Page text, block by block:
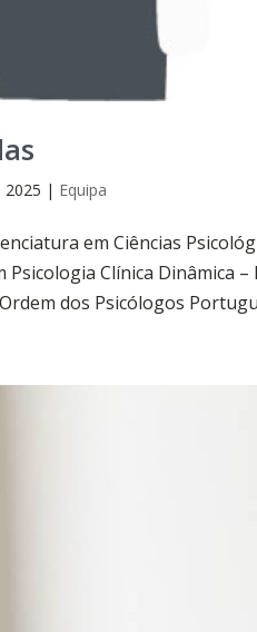
2025 | Equipa
em Ciências
Clínica Dinâmica
dos Psicólogos